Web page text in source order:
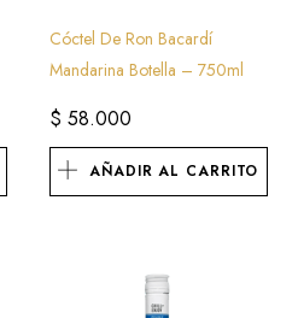
Cóctel De Ron Bacardí
Mandarina Botella – 750ml
$ 58.000
AÑADIR AL CARRITO